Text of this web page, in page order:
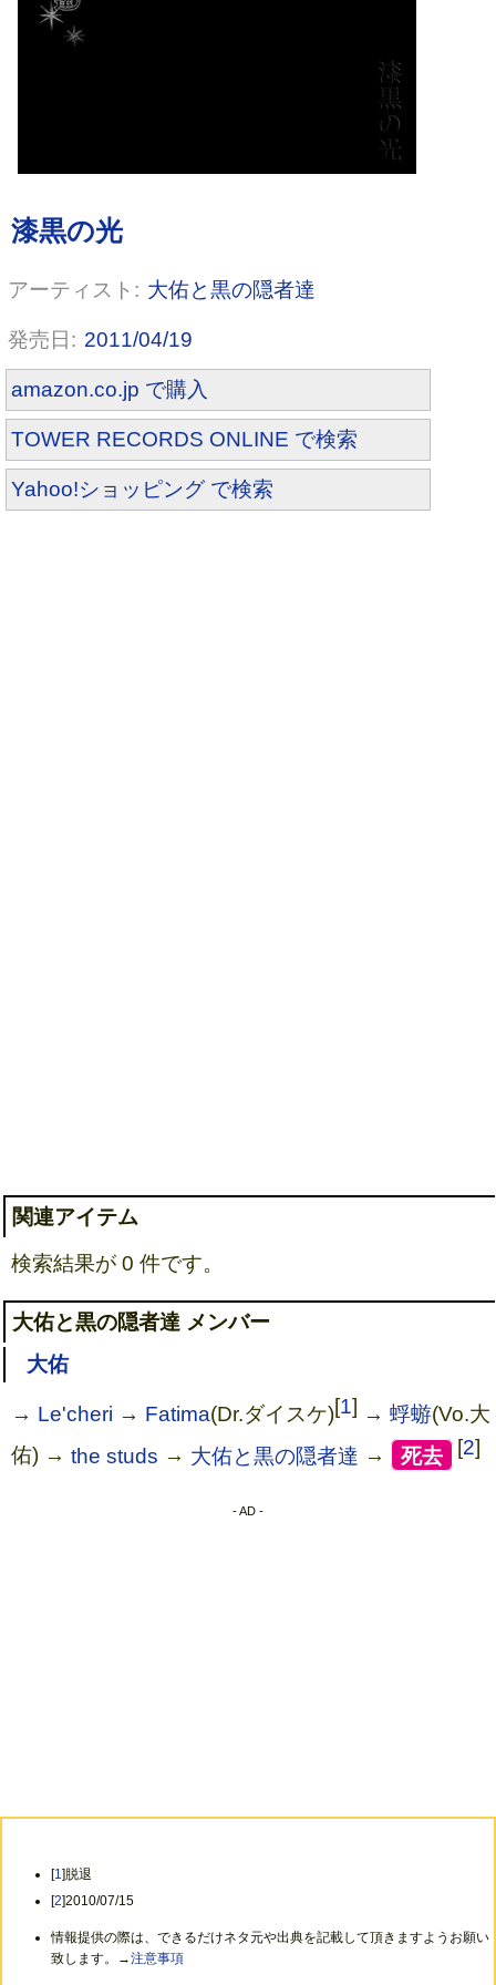
大佑と黒の隠者達
2011/04/19
amazon.co.jp で購入
TOWER RECORDS ONLINE で検索
Yahoo!ショッピング で検索
関連アイテム
検索結果が 0 件です。
大佑と黒の隠者達 メンバー
大佑
→ Le'cheri → Fatima(Dr.ダイスケ)[1] →蜉蝣(Vo.大
佑) →the studs → 大佑と黒の隠者達 → [死去 [2]
- AD -
[1]脱退
[2]2010/07/15
情報提供の際は、できるだけネタ元や出典を記載して頂きますようお願い
致します。→注意事項